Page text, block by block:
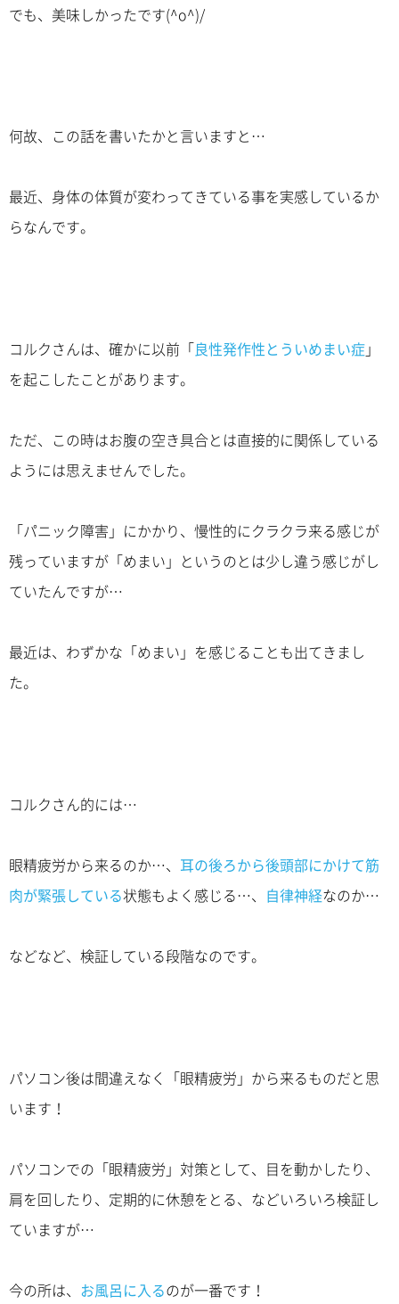
でも、美味しかったです(^o^)/
何故、この話を書いたかと言いますと…
最近、身体の体質が変わってきている事を実感しているか
らなんです。
コルクさんは、確かに以前「良性発作性とういめまい症」
を起こしたことがあります。
ただ、この時はお腹の空き具合とは直接的に関係している
ようには思えませんでした。
「パニック障害」にかかり、慢性的にクラクラ来る感じが
残っていますが「めまい」というのとは少し違う感じがし
ていたんですが…
最近は、わずかな「めまい」を感じることも出てきまし
た。
コルクさん的には…
眼精疲労から来るのか…、 耳の後ろから後頭部にかけて筋
肉が緊張している状態もよく感じる…、 自律神経なのか…
などなど、検証している段階なのです。
パソコン後は間違えなく「眼精疲労」から来るものだと思
います！
パソコンでの「眼精疲労」対策として、目を動かしたり、
肩を回したり、定期的に休憩をとる、などいろいろ検証し
ていますが…
今の所は、 お風呂に入るのが一番です！